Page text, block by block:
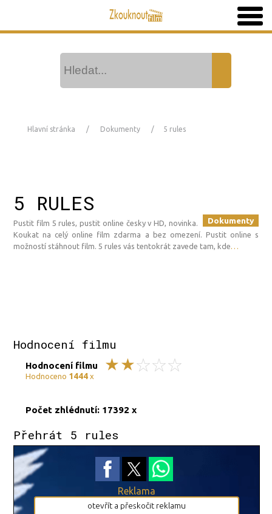
Hlavní stránka Dokumenty 5 rules
5 RULES
Dokumenty
Pustit film 5 rules, pustit online česky v HD, novinka.
Koukat na celý online film zdarma a bez omezení. Pustit online s
možností stáhnout film. 5 rules vás tentokrát zavede tam, kde
Hodnocení filmu
Hodnocení filmu
Hodnoceno 1444x
Počet zhlédnutí: 17392 x
Přehrát 5 rules
Reklama
otevřít a přeskočit reklamu